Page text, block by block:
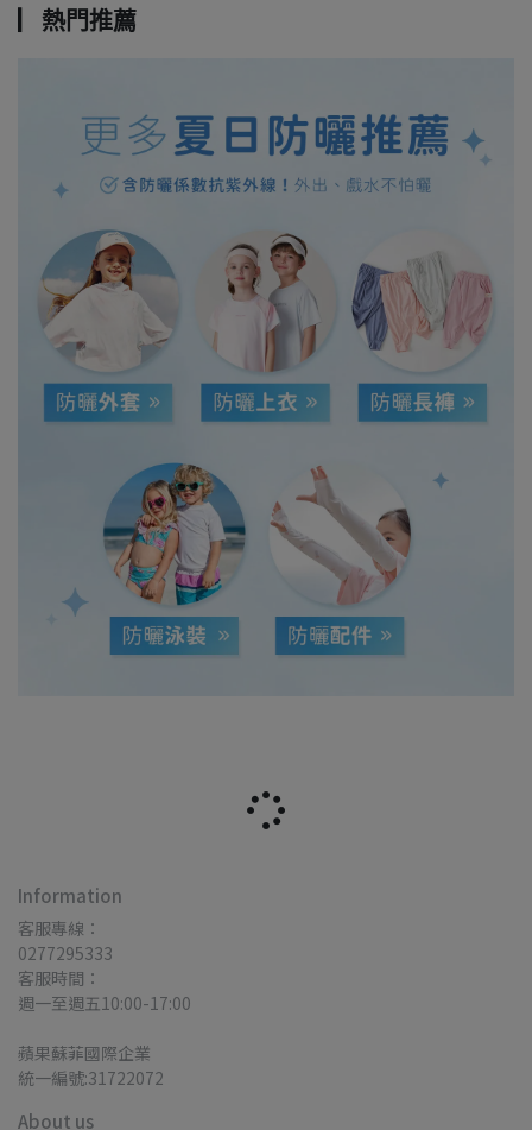
▏熱門推薦
Information
客服專線：
0277295333
客服時間：
週一至週五10:00-17:00
蘋果蘇菲國際企業
統一編號:31722072
About us